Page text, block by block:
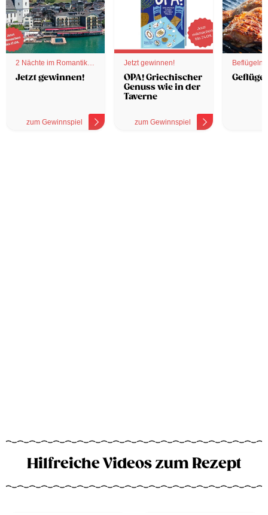
2 Nächte im Romantik
Hotel
Jetzt gewinnen!
zum Gewinnspiel
Jetzt gewinnen!
OPA! Griechischer
Genuss wie in der
Taverne
zum Gewinnspiel
Hilfreiche Videos zum Rezept